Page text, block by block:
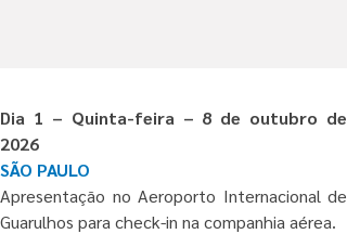
Dia 1 – Quinta-feira – 8 de outubro de
2026
SÃO PAULO
Apresentação no Aeroporto Internacional de
Guarulhos para check-in na companhia aérea.